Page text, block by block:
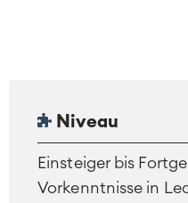
Niveau
Einsteiger bis
Vorkenntnisse in